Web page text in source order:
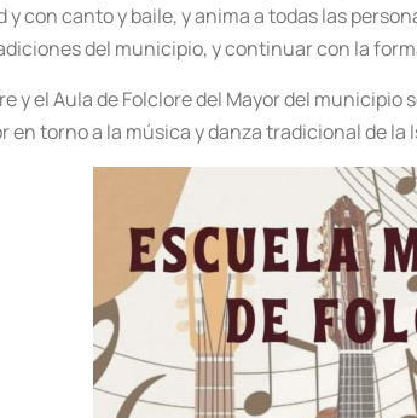
con canto y baile, y anima a todas las
del municipio, y continuar con la
y el Aula de Folclore del Mayor del
en torno a la música y danza tradicional de la